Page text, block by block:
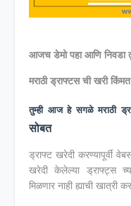
आजच डेमो पहा आणि निवडा
मराठी ड्राफ्टस ची खरी
तुम्ही आज हे सगळे मराठी
सोबत
ड्राफ्ट खरेदी करण्यापूर्वी
खरेदी केलेल्या ड्राफ्ट्स
मिळणार नाही ह्याची खात्री